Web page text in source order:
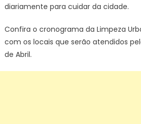
diariamente para cuidar da cidade.
Confira o cronograma da Limpeza
com os locais que serão atendidos
de Abril.